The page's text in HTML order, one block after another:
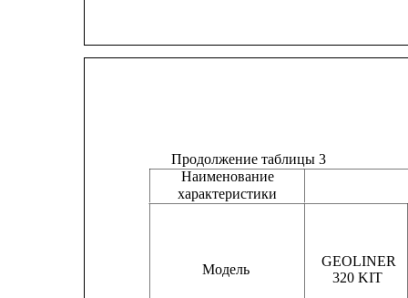
Модель
GEOLINER
320 KIT
Продолжение таблицы 3
Наименование
характеристики